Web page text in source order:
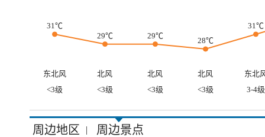
31℃
29℃
29℃
28℃
31℃
东北风 北风 北风 北风
东北
<3级
<3级 <3级 <3级 3-4级
周边地区 | 周边景点